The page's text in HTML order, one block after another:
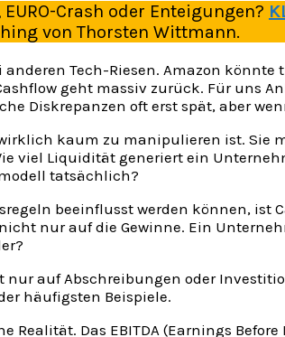
Crash oder Enteigungen?
von Thorsten Wittmann.
Tech-Riesen. Amazon
geht massiv zurück. Für uns
Diskrepanzen oft erst spät, aber
kaum zu manipulieren ist.
viel Liquidität generiert ein
tatsächlich?
beeinflusst werden können, ist
nur auf die Gewinne. Ein
auf Abschreibungen oder
häufigsten Beispiele.
Realität. Das EBITDA (Earnings